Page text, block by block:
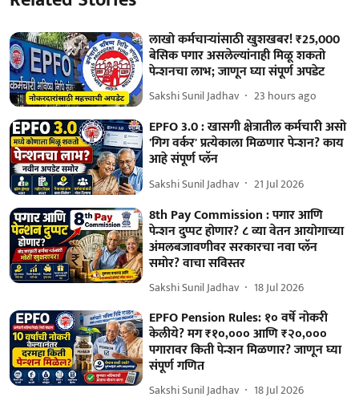
लाखो कर्मचाऱ्यांसाठी खुशखबर! ₹25,000
बेसिक पगार असलेल्यांनाही मिळू शकतो
पेन्शनचा लाभ; जाणून घ्या संपूर्ण अपडेट
Sakshi Sunil Jadhav 23 hours ago
EPFO 3.0 : खासगी क्षेत्रातील कर्मचारी असो
'गिग वर्कर' प्रत्येकाला मिळणार पेन्शन? काय
आहे संपूर्ण प्लॅन
Sakshi Sunil Jadhav 21 Jul 2026
8th Pay Commission : पगार आणि
पेन्शन दुप्पट होणार? ८ व्या वेतन आयोगाच्या
अंमलबजावणीवर सरकारचा नवा प्लॅन
समोर? वाचा सविस्तर
Sakshi Sunil Jadhav 18 Jul 2026
EPFO Pension Rules: १० वर्षे नोकरी
केलीये? मग ₹१०,००० आणि ₹२०,०००
पगारावर किती पेन्शन मिळणार? जाणून घ्या
संपूर्ण गणित
Sakshi Sunil Jadhav 18 Jul 2026